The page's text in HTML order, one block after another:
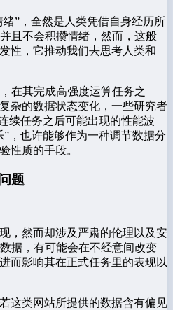
”，全然是人类凭借自身经历所
且不会积攒情绪，然而，这般
性，它推动我们去思考人类和
在其完成高强度运算任务之
杂的数据状态变化，一些研究者
续任务之后可能出现的性能波
，也许能够作为一种调节数据分
性质的手段。
题
，然而却涉及严肃的伦理以及安
据，有可能会在不经意间改变
而影响其在正式任务里的表现以
这类网站所提供的数据含有偏见